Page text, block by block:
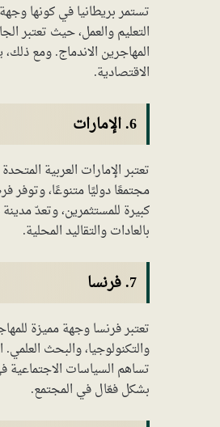
تستمر بريطانيا في كونها
التعليم والعمل، حيث تعتبر
المهاجرين الاندماج. ومع
الاقتصادية.
6. الإمارات
تعتبر الإمارات العربية
مجتمعًا دوليًا متنوعًا،
كبيرة للمستثمرين، وتعدّ
بالعادات والتقاليد المحلية.
7. فرنسا
تعتبر فرنسا وجهة مميزة
والتكنولوجيا، والبحث
تساهم السياسات الاجتماعية
بشكل فعّال في المجتمع.